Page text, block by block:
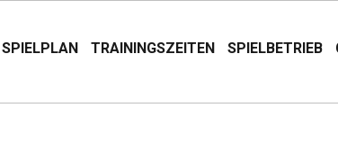
SPIELPLAN TRAININGSZEITEN SPIELBETRIEB